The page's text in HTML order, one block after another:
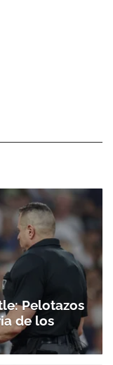
Pelotazos
de los